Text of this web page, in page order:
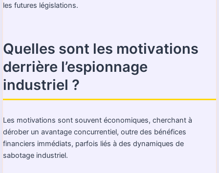
les futures législations.
Quelles sont les motivations
derrière l’espionnage
industriel ?
Les motivations sont souvent économiques, cherchant à
dérober un avantage concurrentiel, outre des bénéfices
financiers immédiats, parfois liés à des dynamiques de
sabotage industriel.